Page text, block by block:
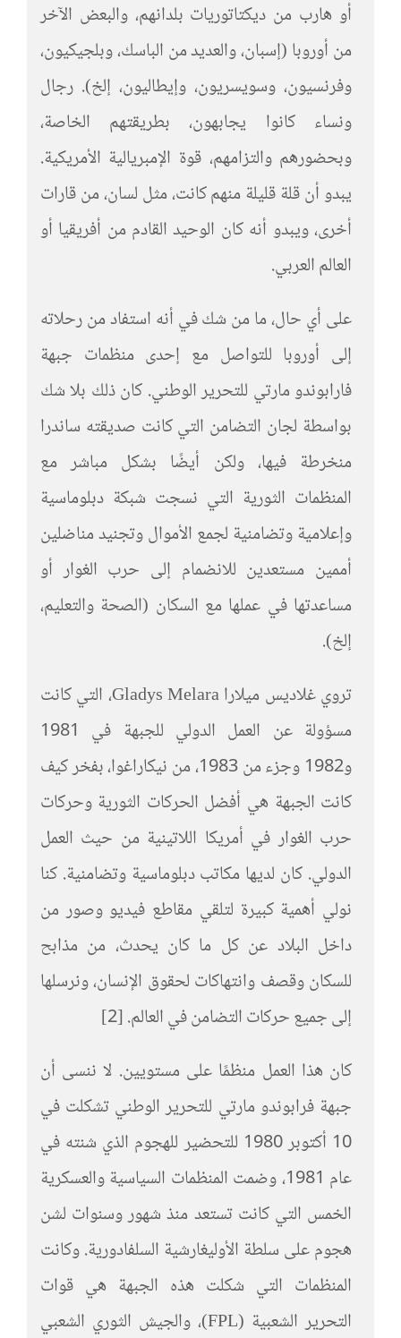
أو هارب من ديكتاتوريات بلدانهم، والبعض الآخر
من أوروبا (إسبان، والعديد من الباسك، وبلجيكيون،
وفرنسيون، وسويسريون، وإيطاليون، إلخ). رجال
ونساء كانوا يجابهون، بطريقتهم الخاصة،
وبحضورهم والتزامهم، قوة الإمبريالية الأمريكية.
يبدو أن قلة قليلة منهم كانت، مثل لسان، من قارات
أخرى، ويبدو أنه كان الوحيد القادم من أفريقيا أو
العالم العربي.
على أي حال، ما من شك في أنه استفاد من رحلاته
إلى أوروبا للتواصل مع إحدى منظمات جبهة
فارابوندو مارتي للتحرير الوطني. كان ذلك بلا شك
بواسطة لجان التضامن التي كانت صديقته ساندرا
منخرطة فيها، ولكن أيضًا بشكل مباشر مع
المنظمات الثورية التي نسجت شبكة دبلوماسية
وإعلامية وتضامنية لجمع الأموال وتجنيد مناضلين
أممين مستعدين للانضمام إلى حرب الغوار أو
مساعدتها في عملها مع السكان (الصحة والتعليم،
إلخ).
تروي غلاديس ميلارا Gladys Melara، التي كانت
مسؤولة عن العمل الدولي للجبهة في 1981
و1982 وجزء من 1983، من نيكاراغوا، بفخر كيف
كانت الجبهة هي أفضل الحركات الثورية وحركات
حرب الغوار في أمريكا اللاتينية من حيث العمل
الدولي. كان لديها مكاتب دبلوماسية وتضامنية. كنا
نولي أهمية كبيرة لتلقي مقاطع فيديو وصور من
داخل البلاد عن كل ما كان يحدث، من مذابح
للسكان وقصف وانتهاكات لحقوق الإنسان، ونرسلها
إلى جميع حركات التضامن في العالم. [2]
كان هذا العمل منظمًا على مستويين. لا ننسى أن
جبهة فرابوندو مارتي للتحرير الوطني تشكلت في
10 أكتوبر 1980 للتحضير للهجوم الذي شنته في
عام 1981، وضمت المنظمات السياسية والعسكرية
الخمس التي كانت تستعد منذ شهور وسنوات لشن
هجوم على سلطة الأوليغارشية السلفادورية. وكانت
المنظمات التي شكلت هذه الجبهة هي قوات
التحرير الشعبية (FPL)، والجيش الثوري الشعبي